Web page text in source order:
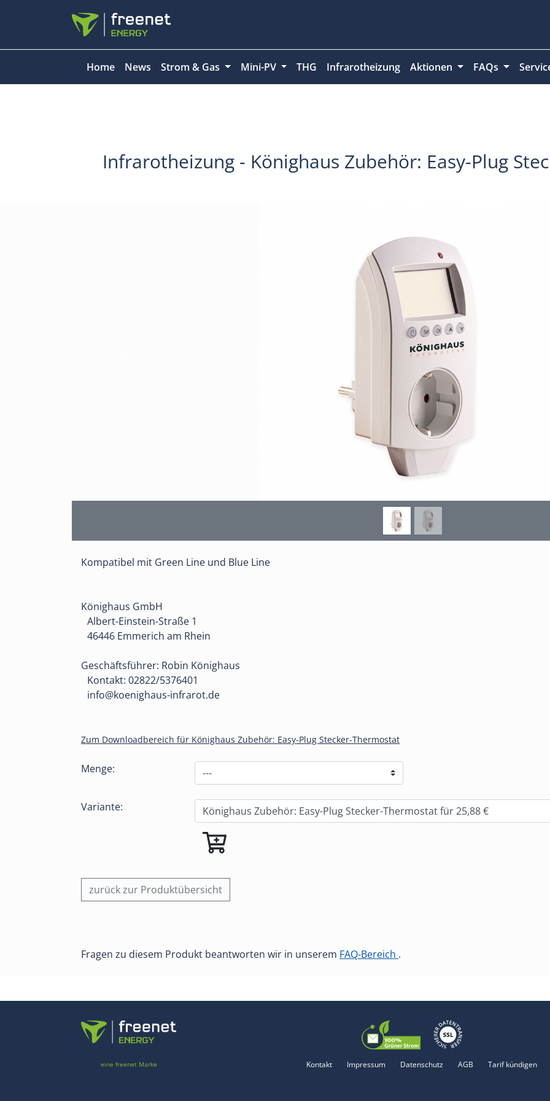
Home News Strom & Gas Mini-PV THG Infrarotheizung Aktionen FAQs
Infrarotheizung - Könighaus Zubehör: Easy-Plug
Kompatibel mit Green Line und Blue Line
Könighaus GmbH
Albert-Einstein-Straße 1
46446 Emmerich am Rhein
Geschäftsführer: Robin Könighaus
Kontakt: 02822/5376401
info@koenighaus-infrarot.de
Zum Downloadbereich für Könighaus Zubehör: Easy-Plug Stecker-Thermostat
Menge:
Variante:
zurück zur Produktübersicht
Fragen zu diesem Produkt beantworten wir in unserem FAQ-Bereich .
eine freenet Marke Kontakt Impressum Datenschutz AGB Tarif kündigen